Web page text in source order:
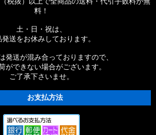
料！
土・日・祝は、
送をお休みしております。
発送が混み合っておりますので、
ができない場合がございます。
ご了承下さいませ。
お支払方法